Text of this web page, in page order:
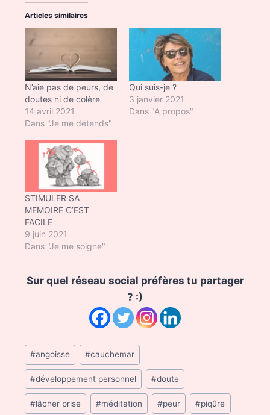
Articles similaires
N’aie pas de peurs, de
doutes ni de colère
14 avril 2021
Dans "Je me détends"
Qui suis-je ?
3 janvier 2021
Dans "A propos"
STIMULER SA
MEMOIRE C’EST
FACILE
9 juin 2021
Dans "Je me soigne"
Sur quel réseau social préfères tu partager
? :)
Post
Tags:
#angoisse #cauchemar
#développement personnel #doute
#lâcher prise #méditation #peur #piqûre